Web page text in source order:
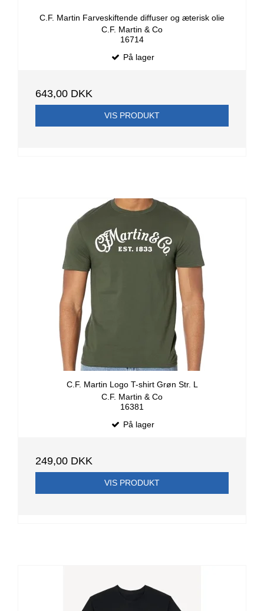
C.F. Martin Farveskiftende diffuser og æterisk olie
C.F. Martin & Co
16714
På lager
643,00 DKK
VIS PRODUKT
C.F. Martin Logo T-shirt Grøn Str. L
C.F. Martin & Co
16381
På lager
249,00 DKK
VIS PRODUKT